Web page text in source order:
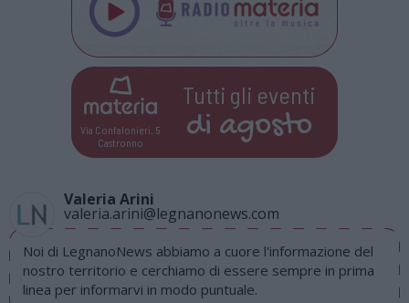
Via Confalonieri, 5
Castronno
Tutti gli eventi
di agosto
Valeria Arini
valeria.arini@legnanonews.com
Noi di LegnanoNews abbiamo a cuore l'informazione del
nostro territorio e cerchiamo di essere sempre in prima
linea per informarvi in modo puntuale.